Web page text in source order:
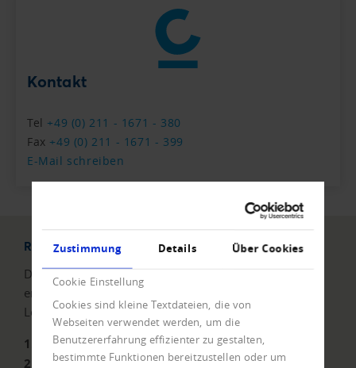
Zustimmung Details Über Cookies
Cookie Einstellung
Cookies sind kleine Textdateien, die von
Webseiten verwendet werden, um die
Benutzererfahrung effizienter zu gestalten,
bestimmte Funktionen bereitzustellen oder um
Kontakt
Tel +49 (0) 211 - 1671 - 380
Fax +49 (0) 211 - 1671 - 399
E-Mail schreiben
Risikoabsicherung mit System
Die einfache Vertragshandhabung bei der Crefo WKV
ermöglicht Ihnen die Inanspruchnahme unserer
Leistungen in nur drei Schritten:
1. Limit beantragen
2. Faktura nach 30 Tagen